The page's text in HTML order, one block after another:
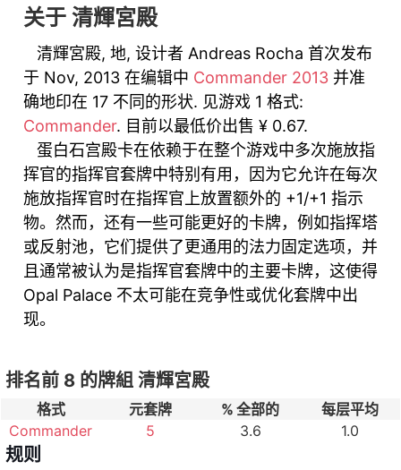
关于 清輝宮殿
清輝宮殿, 地, 设计者 Andreas Rocha 首次发布
于 Nov, 2013 在编辑中 Commander 2013 并准
确地印在 17 不同的形状. 见游戏 1 格式:
Commander. 目前以最低价出售 ¥ 0.67.
蛋白石宫殿卡在依赖于在整个游戏中多次施放指
挥官的指挥官套牌中特别有用，因为它允许在每次
施放指挥官时在指挥官上放置额外的 +1/+1 指示
物。然而，还有一些可能更好的卡牌，例如指挥塔
或反射池，它们提供了更通用的法力固定选项，并
且通常被认为是指挥官套牌中的主要卡牌，这使得
Opal Palace 不太可能在竞争性或优化套牌中出
现。
排名前 8 的牌組 清輝宮殿
格式 元套牌 % 全部的
每层平均
Commander
5 3.6 1.0
规则